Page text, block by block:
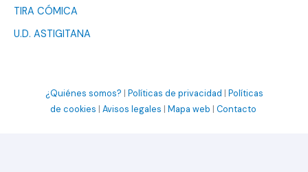
TIRA CÓMICA
U.D. ASTIGITANA
¿Quiénes somos? | Políticas de privacidad | Políticas
de cookies | Avisos legales | Mapa web | Contacto